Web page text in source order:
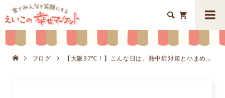


ブログ 【大阪37℃！】こんな日は、熱中症対策と小まめな休憩！えいこの“暑さ対策ライフ”